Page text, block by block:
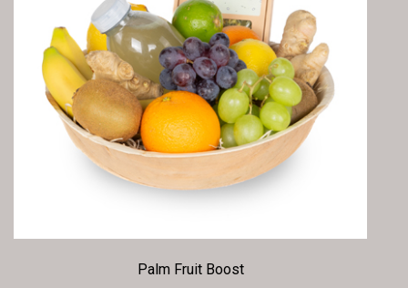
Palm Fruit Boost